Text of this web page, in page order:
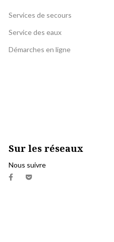
Services de secours
Service des eaux
Démarches en ligne
Sur les réseaux
Nous suivre